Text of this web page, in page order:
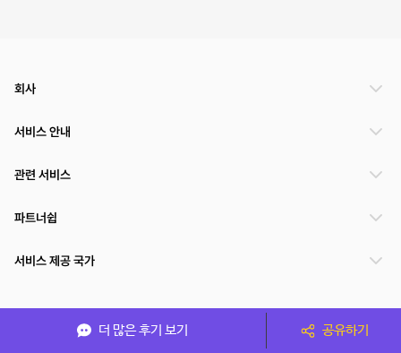
더 많은 후기 보기 공유하기
회사
서비스 안내
관련 서비스
파트너쉽
서비스 제공 국가
(주)NSPACE 사업자정보